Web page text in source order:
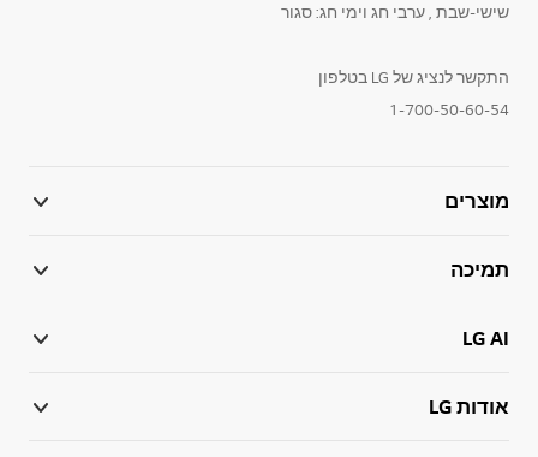
שישי-שבת , ערבי חג וימי חג: סגור
התקשר לנציג של LG בטלפון
1-700-50-60-54
מוצרים
תמיכה
LG AI
אודות LG